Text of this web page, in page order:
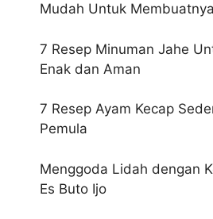
Mudah Untuk Membuatnya
7 Resep Minuman Jahe
Enak dan Aman
7 Resep Ayam Kecap
Pemula
Menggoda Lidah dengan
Es Buto Ijo